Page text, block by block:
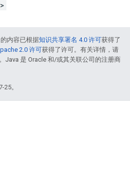
>
内容已根据知识共享署名 4.0 许可获得了
2.0 许可获得了许可。有关详情，请
。Java 是 Oracle 和/或其关联公司的注册商
25。